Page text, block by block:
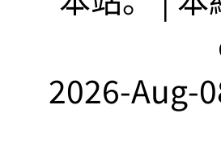
2026-Aug-